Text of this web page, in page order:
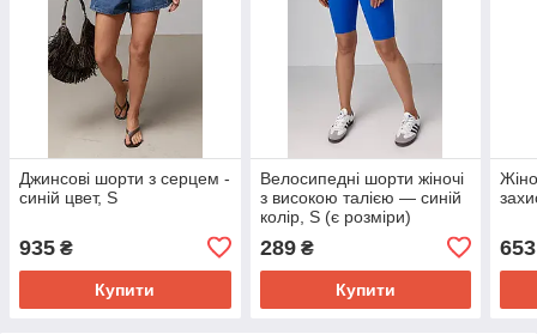
Джинсові шорти з серцем -
синій цвет, S
935 ₴
Купити
Велосипедні шорти жіночі
з високою талією — синій
колір, S (є розміри)
289₴
Купити
653